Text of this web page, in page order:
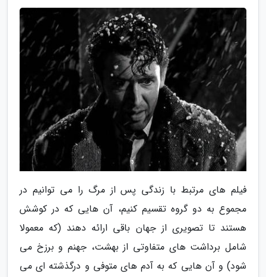
فیلم های مرتبط با زندگی پس از مرگ را می توانیم در
مجموع به دو گروه تقسیم کنیم، آن هایی که در کوشش
هستند تا تصویری از جهان باقی ارائه دهند (که معمولا
شامل برداشت های متفاوتی از بهشت، جهنم و برزخ می
شود) و آن هایی که به آدم های متوفی و درگذشته ای می